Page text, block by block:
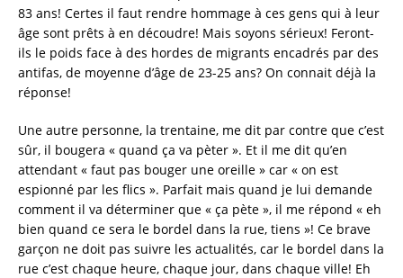
83 ans! Certes il faut rendre hommage à ces gens qui à leur
âge sont prêts à en découdre! Mais soyons sérieux! Feront-
ils le poids face à des hordes de migrants encadrés par des
antifas, de moyenne d’âge de 23-25 ans? On connait déjà la
réponse!
Une autre personne, la trentaine, me dit par contre que c’est
sûr, il bougera « quand ça va pèter ». Et il me dit qu’en
attendant « faut pas bouger une oreille » car « on est
espionné par les flics ». Parfait mais quand je lui demande
comment il va déterminer que « ça pète », il me répond « eh
bien quand ce sera le bordel dans la rue, tiens »! Ce brave
garçon ne doit pas suivre les actualités, car le bordel dans la
rue c’est chaque heure, chaque jour, dans chaque ville! Eh